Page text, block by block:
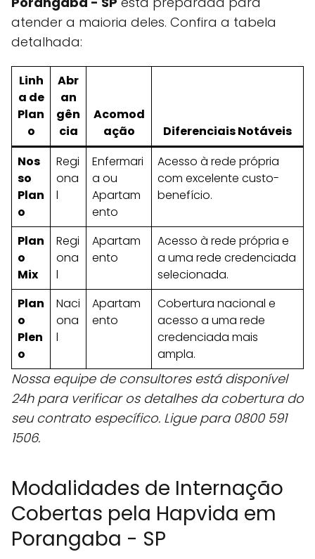
atender a maioria deles. Confira a tabela
detalhada:
Linh
a de
Plan
o
Abr
an
gên
cia
Acomod
ação
Diferenciais Notáveis
Nos
so
Plan
o
Regi
ona
l
Enfermari
a ou
Apartam
ento
Acesso à rede própria
com excelente custo-
benefício.
Plan
o
Mix
Regi
ona
l
Apartam
ento
Acesso à rede própria e
a uma rede credenciada
selecionada.
Plan
o
Plen
o
Naci
ona
l
Apartam
ento
Cobertura nacional e
acesso a uma rede
credenciada mais
ampla.
Nossa equipe de consultores está disponível
24h para verificar os detalhes da cobertura do
seu contrato específico. Ligue para 0800 591
1506.
Modalidades de Internação
Cobertas pela Hapvida em
Porangaba - SP